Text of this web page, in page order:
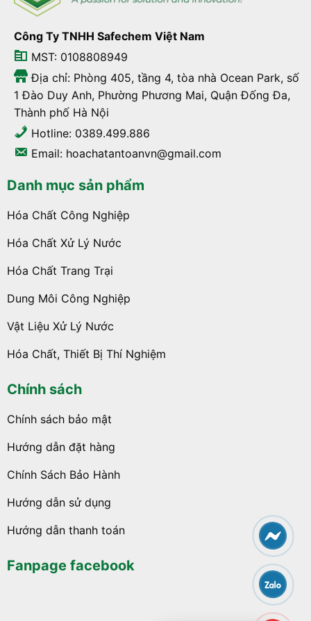
Công Ty TNHH Safechem Việt Nam
MST: 0108808949
Địa chỉ: Phòng 405, tầng 4, tòa nhà Ocean Park, số
1 Đào Duy Anh, Phường Phương Mai, Quận Đống Đa,
Thành phố Hà Nội
Hotline: 0389.499.886
Email: hoachatantoanvn@gmail.com
Danh mục sản phẩm
Hóa Chất Công Nghiệp
Hóa Chất Xử Lý Nước
Hóa Chất Trang Trại
Dung Môi Công Nghiệp
Vật Liệu Xử Lý Nước
Hóa Chất, Thiết Bị Thí Nghiệm
Chính sách
Chính sách bảo mật
Hướng dẫn đặt hàng
Chính Sách Bảo Hành
Hướng dẫn sử dụng
Hướng dẫn thanh toán
Fanpage facebook